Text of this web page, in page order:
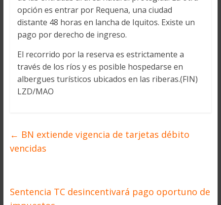
opción es entrar por Requena, una ciudad
distante 48 horas en lancha de Iquitos. Existe un
pago por derecho de ingreso.
El recorrido por la reserva es estrictamente a
través de los ríos y es posible hospedarse en
albergues turísticos ubicados en las riberas.(FIN)
LZD/MAO
← BN extiende vigencia de tarjetas débito
vencidas
Sentencia TC desincentivará pago oportuno de